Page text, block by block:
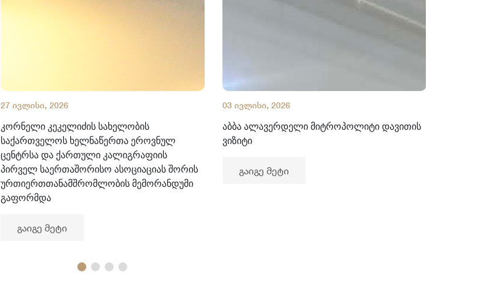
27 ივლისი, 2026
კორნელი კეკელიძის სახელობის
საქართველოს ხელნაწერთა ეროვნულ
ცენტრსა და ქართული კალიგრაფიის
პირველ საერთაშორისო ასოციაციას შორის
ურთიერთთანამშრომლობის მემორანდუმი
გაფორმდა
გაიგე მეტი
03 ივლისი, 2026
აბბა ალავერდელი მიტროპოლიტი დავითის
ვიზიტი
გაიგე მეტი